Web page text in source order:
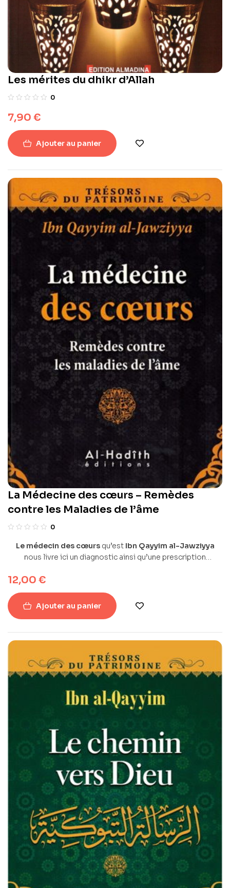
Les mérites du dhikr d’Allah
0
7,90 €
Ajouter au panier
La Médecine des cœurs – Remèdes
contre les Maladies de l’âme
0
Le médecin des cœursqu’est Ibn Qayyim al-Jawziyya
nous livre ici un diagnostic ainsi qu’une prescription
12,00 €
Ajouter au panier